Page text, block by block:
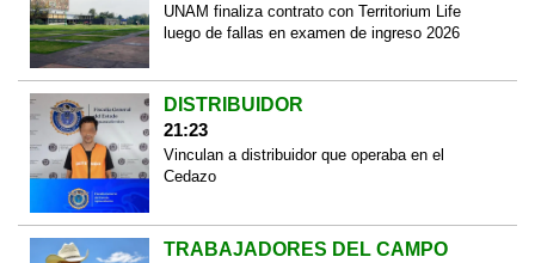
UNAM finaliza contrato con Territorium Life
luego de fallas en examen de ingreso 2026
DISTRIBUIDOR
21:23
Vinculan a distribuidor que operaba en el
Cedazo
TRABAJADORES DEL CAMPO